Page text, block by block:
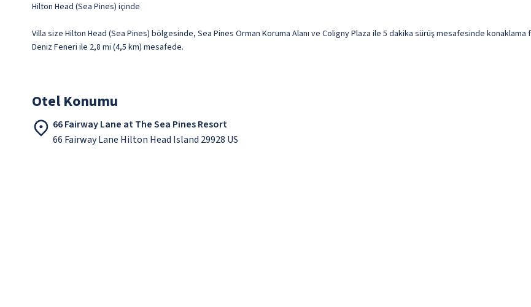
Hilton Head (Sea Pines) içinde
Villa size Hilton Head (Sea Pines) bölgesinde, Sea Pines Orman Koruma Alanı ve Coligny Plaza ile 5 dakika sürüş mesafesinde konaklama
Deniz Feneri ile 2,8 mi (4,5 km) mesafede.
Otel Konumu
66 Fairway Lane at The Sea Pines Resort
66 Fairway Lane Hilton Head Island 29928 US